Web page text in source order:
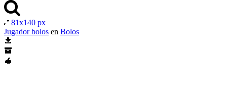
81x140 px
Jugador bolos en Bolos